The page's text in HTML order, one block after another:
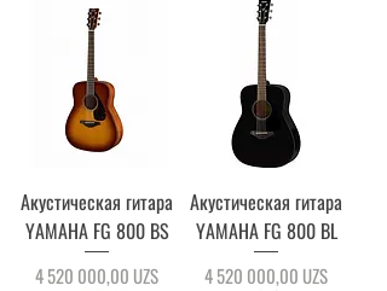
Акустическая гитара
YAMAHA FG 800 BS
Цена
4 520 000,00 UZS
Акустическая гитара
YAMAHA FG 800 BL
Цена
4 520 000,00 UZS